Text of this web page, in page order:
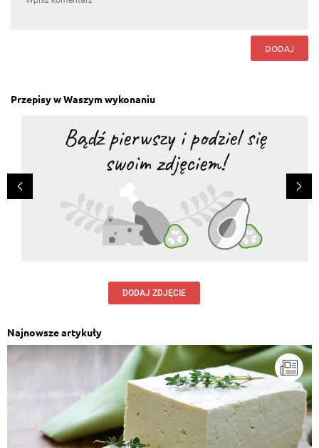
DODAJ
Przepisy w Waszym wykonaniu
DODAJ ZDJĘCIE
Najnowsze artykuły